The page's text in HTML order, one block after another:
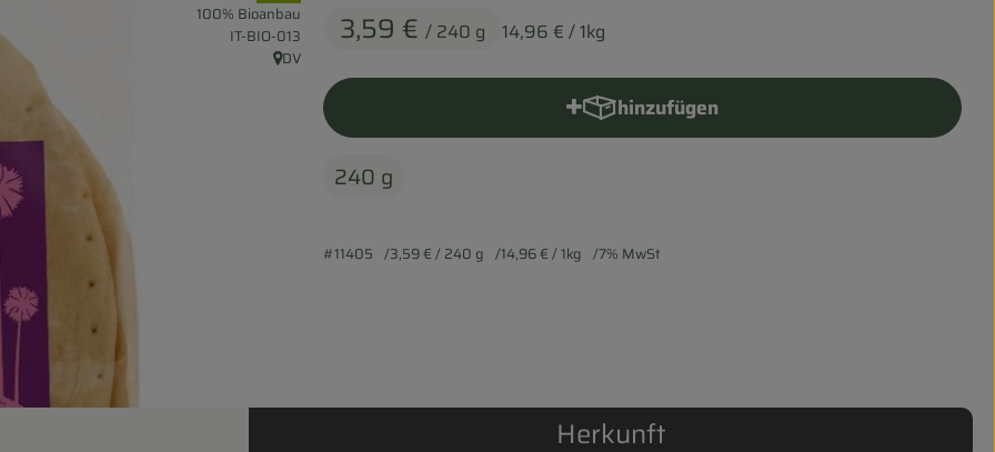
3,59 € / 240 g 14,96 € / 1kg
100% Bioanbau
, Kontrollstelle:
IT-BIO-013
, Herkunft:
DV
hinzufügen
Produkt zum Warenkorb hinzufügen
240 g
#11405 3,59 €/ 240 g 14,96 €/ 1kg 7% MwSt
Herkunft